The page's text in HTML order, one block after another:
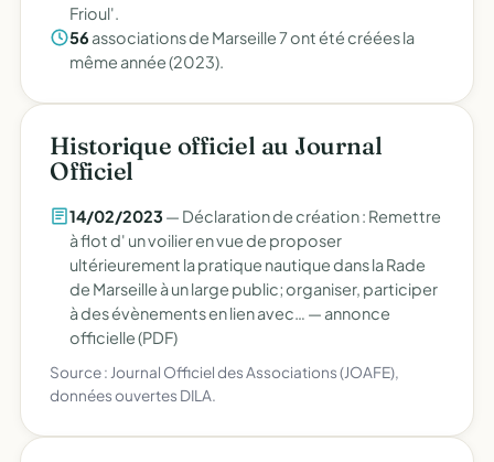
Frioul'.
56 associations de Marseille 7 ont été créées la
même année (2023).
Historique officiel au Journal
Officiel
14/02/2023— Déclaration de création : Remettre
à flot d' un voilier en vue de proposer
ultérieurement la pratique nautique dans la Rade
de Marseille à un large public; organiser, participer
à des évènements en lien avec… — annonce
officielle (PDF)
Source : Journal Officiel des Associations (JOAFE),
données ouvertes DILA.